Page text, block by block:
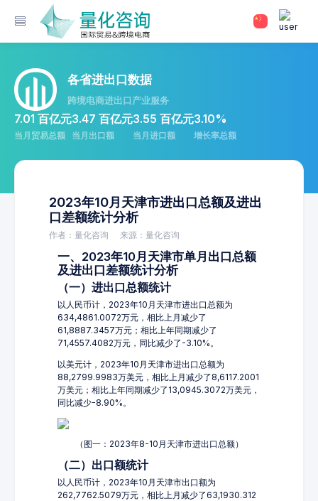
各省进出口数据
跨境电商进出口产业服务
7.01 百亿元
当月贸易总额
3.47 百亿元
当月出口额
3.55 百亿元
当月进口额
3.10%
增长率总额
2023年10月天津市进出口总额及进出
口差额统计分析
作者：量化咨询 来源：量化咨询
一、2023年10月天津市单月出口总额
及进出口差额统计分析
（一）进出口总额统计
以人民币计，2023年10月天津市进出口总额为
634,4861.0072万元，相比上月减少了
61,8887.3457万元；相比上年同期减少了
71,4557.4082万元，同比减少了-3.10%。
以美元计，2023年10月天津市进出口总额为
88,2799.9983万美元，相比上月减少了8,6117.2001
万美元；相比上年同期减少了13,0945.3072万美元，
同比减少-8.90%。
（图一：2023年8-10月天津市进出口总额）
（二）出口额统计
以人民币计，2023年10月天津市出口额为
262,7762.5079万元，相比上月减少了63,1930.312